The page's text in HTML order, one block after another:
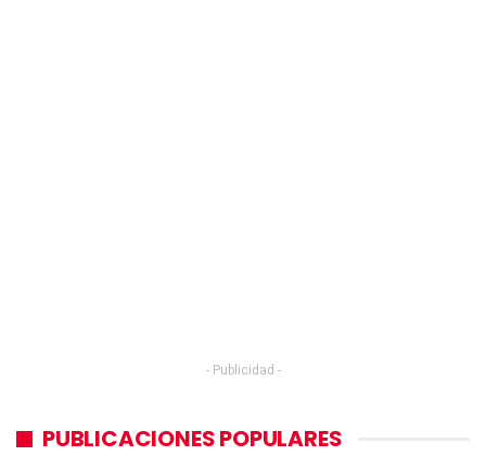
- Publicidad -
PUBLICACIONES POPULARES